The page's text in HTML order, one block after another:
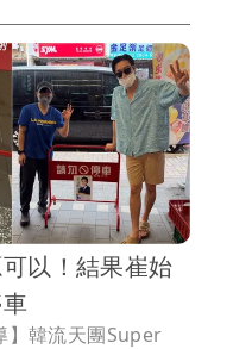
爾開到「寶可夢神包」
坑 砸重金再買一整桌卡
原本被外界笑稱「牌
到回家改開寶可夢卡
夢寐以求的「神
超人氣稀有卡，也讓
一整桌寶可夢卡盒。
以！結果崔始
】韓流天團Super